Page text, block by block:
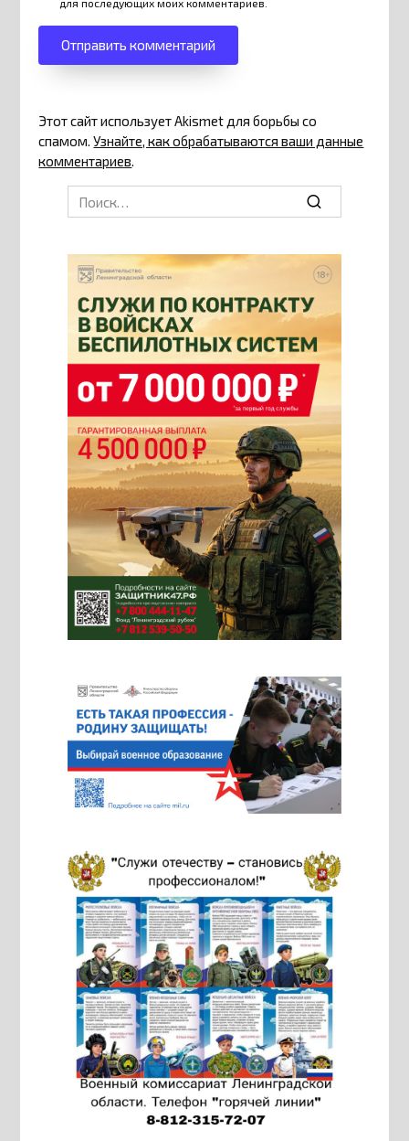
Этот сайт использует Akismet для борьбы со
спамом.Узнайте, как обрабатываются ваши данные
комментариев.
Search
for: